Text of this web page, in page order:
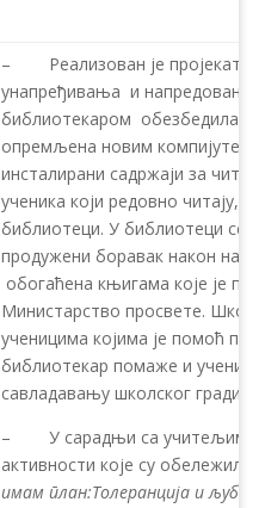
– Реализован је пројекат
унапређивања и напредовања
библиотекаром обезбедила
опремљена новим
инсталирани садржаји за
ученика који редовно читају,
библиотеци. У библиотеци се
продужени боравак након
обогаћена књигама које је
Министарство просвете.
ученицима којима је помоћ
библиотекар помаже и
савладавању школског градива.
– У сарадњи са учитељима и
активности које су
имам план:Толеранција и љубав